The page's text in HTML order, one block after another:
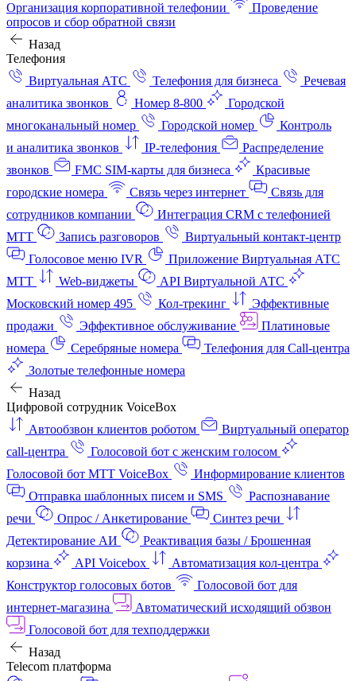
Организация корпоративной телефонии
Проведение
опросов и сбор обратной связи
Назад
Телефония
Виртуальная АТС
Телефония для бизнеса
Речевая
аналитика звонков
Номер 8-800
Городской
многоканальный номер
Городской номер
Контроль
и аналитика звонков
IP-телефония
Распределение
звонков
FMC SIM-карты для бизнеса
Красивые
городские номера
Связь через интернет
Связь для
сотрудников компании
Интеграция CRM с телефонией
МТТ
Запись разговоров
Виртуальный контакт‑центр
Голосовое меню IVR
Приложение Виртуальная АТС
МТТ
Web-виджеты
API Виртуальной АТС
Московский номер 495
Кол-трекинг
Эффективные
продажи
Эффективное обслуживание
Платиновые
номера
Серебряные номера
Телефония для Call-центра
Золотые телефонные номера
Назад
Цифровой сотрудник VoiceBox
Автообзвон клиентов роботом
Виртуальный оператор
call-центра
Голосовой бот с женским голосом
Голосовой бот МТТ VoiceBox
Информирование клиентов
Отправка шаблонных писем и SMS
Распознавание
речи
Опрос / Анкетирование
Синтез речи
Детектирование АИ
Реактивация базы / Брошенная
корзина
API Voicebox
Автоматизация кол‑центра
Конструктор голосовых ботов
Голосовой бот для
интернет‑магазина
Автоматический исходящий обзвон
Голосовой бот для техподдержки
Назад
Telecom платформа